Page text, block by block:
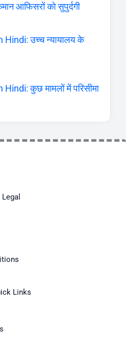
आफिसरों को सुपुर्दगी
उच्च न्यायालय के
कुछ मामलों में परिसीमा
Legal
Links